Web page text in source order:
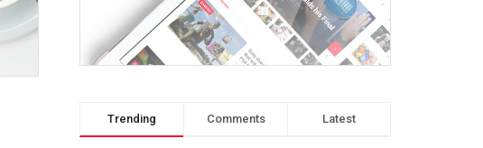
Trending Comments Latest